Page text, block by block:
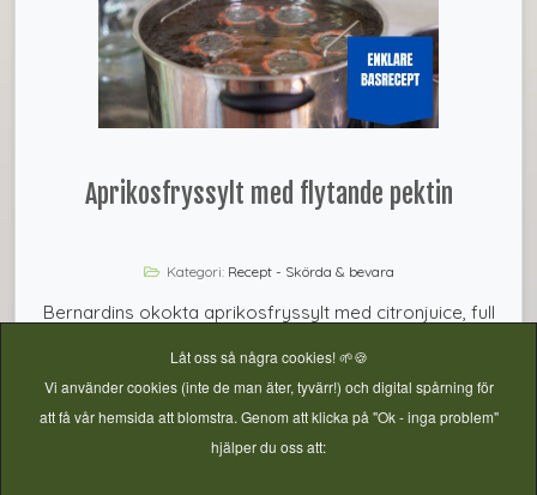
Aprikosfryssylt med flytande pektin
Kategori: Recept - Skörda & bevara
Bernardins okokta aprikosfryssylt med citronjuice, full
Frysning , Verifierat Basrecept ,Sylt & marmelad ,Aprikos
Låt oss så några cookies! 🌱🍪
Vi använder cookies (inte de man äter, tyvärr!) och digital spårning för
att få vår hemsida att blomstra. Genom att klicka på "Ok - inga problem"
hjälper du oss att: